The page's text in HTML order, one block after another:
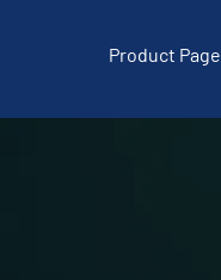
Product Page